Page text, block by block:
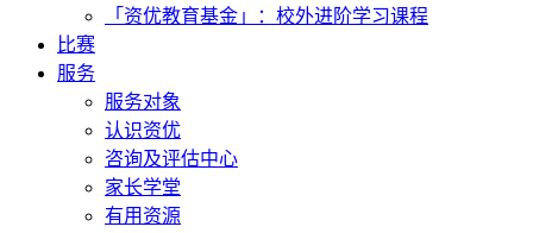
「资优教育基金」：校外进阶学习课程
比赛
服务
服务对象
认识资优
咨询及评估中心
家长学堂
有用资源